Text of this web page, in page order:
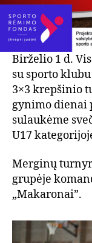
Birželio 1 d.
su sporto
3×3 krepšinio
gynimo dienai
sulaukėme
U17
Merginų
grupėje
„Makaronai”.